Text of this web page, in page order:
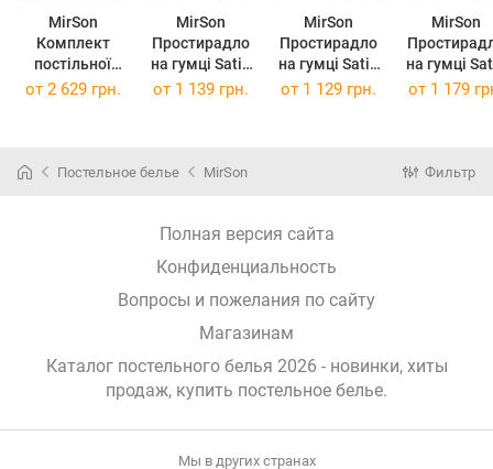
MirSon
Комплект
постільної
білизни Satin
MirSon
Простирадло
на гумці Satin
Light Pro 10-
MirSon
Простирадло
на гумці Satin
Light Pro 10-
MirSon
на гумці Satin
Light Pro
от 2 629 грн. от 1 139 грн. от 1 129 грн. от 1 179
Постельное белье MirSon Фильтр
Полная версия сайта
Конфиденциальность
Вопросы и пожелания по сайту
Магазинам
Каталог постельного белья 2026 - новинки, хиты
продаж, купить постельное белье.
Мы в других странах